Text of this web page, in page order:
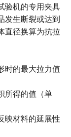
验机的专用夹具
发生断裂或达到
直径换算为抗拉
时的最大拉力值
所得的值（单
映材料的延展性